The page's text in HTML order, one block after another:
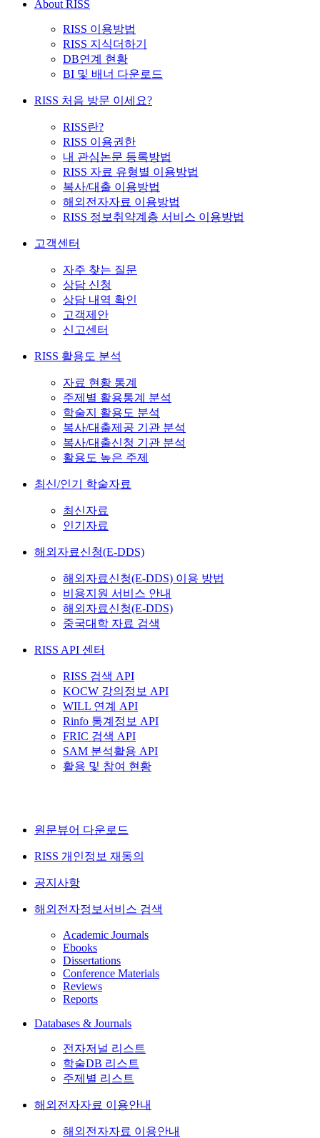
About RISS
RISS 이용방법
RISS 지식더하기
DB연계 현황
BI 및 배너 다운로드
RISS 처음 방문 이세요?
RISS란?
RISS 이용권한
내 관심논문 등록방법
RISS 자료 유형별 이용방법
복사/대출 이용방법
해외전자자료 이용방법
RISS 정보취약계층 서비스 이용방법
고객센터
자주 찾는 질문
상담 신청
상담 내역 확인
고객제안
신고센터
RISS 활용도 분석
자료 현황 통계
주제별 활용통계 분석
학술지 활용도 분석
복사/대출제공 기관 분석
복사/대출신청 기관 분석
활용도 높은 주제
최신/인기 학술자료
최신자료
인기자료
해외자료신청(E-DDS)
해외자료신청(E-DDS) 이용 방법
비용지원 서비스 안내
해외자료신청(E-DDS)
중국대학 자료 검색
RISS API 센터
RISS 검색 API
KOCW 강의정보 API
WILL 연계 API
Rinfo 통계정보 API
FRIC 검색 API
SAM 분석활용 API
활용 및 참여 현황
원문뷰어 다운로드
RISS 개인정보 재동의
공지사항
해외전자정보서비스 검색
Academic Journals
Ebooks
Dissertations
Conference Materials
Reviews
Reports
Databases & Journals
전자저널 리스트
학술DB 리스트
주제별 리스트
해외전자자료 이용안내
해외전자자료 이용안내